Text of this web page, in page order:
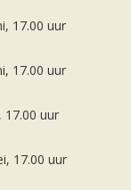
17.00 uur
17.00 uur
17.00 uur
17.00 uur